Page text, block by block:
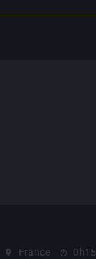
France 0h15